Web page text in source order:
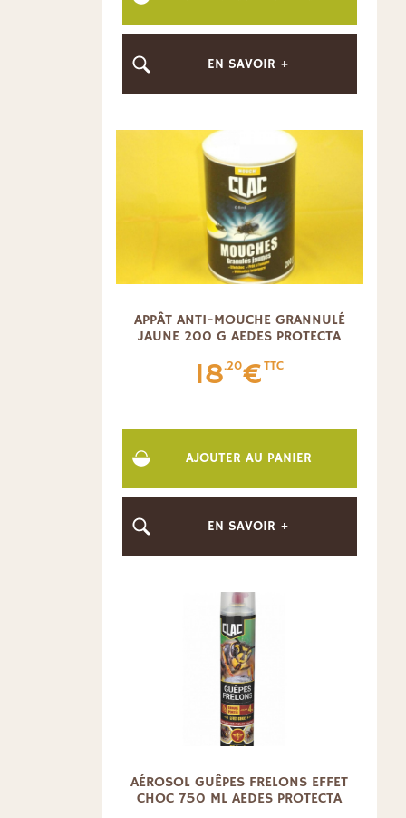
EN SAVOIR +
APPÂT ANTI-MOUCHE GRANNULÉ
JAUNE 200 G AEDES PROTECTA
18.20€TTC
AJOUTER AU PANIER
EN SAVOIR +
AÉROSOL GUÊPES FRELONS EFFET
CHOC 750 ML AEDES PROTECTA